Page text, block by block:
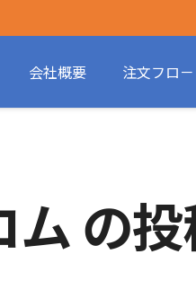
会社概要 注文フロ－
の